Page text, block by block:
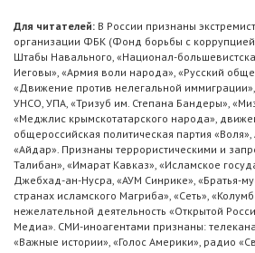
Для читателей: В России признаны
организации ФБК (Фонд борьбы с
Штабы Навального, «Национал-
Иеговы», «Армия воли народа», «Русский
«Движение против нелегальной
УНСО, УПА, «Тризуб им. Степана Бандеры»,
«Меджлис крымскотатарского народа»,
общероссийская политическая партия
«Айдар». Признаны террористическими и
Талибан», «Имарат Кавказ», «Исламское
Джебхад-ан-Нусра, «АУМ Синрике», «Братья-
странах исламского Магриба», «Сеть»,
нежелательной деятельность «Открытой
Медиа». СМИ-иноагентами признаны:
«Важные истории», «Голос Америки», радио